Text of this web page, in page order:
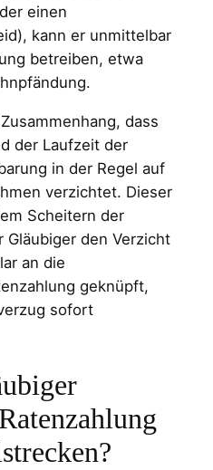
einen
kann er unmittelbar
betreiben, etwa
dass
der Laufzeit der
in der Regel auf
verzichtet. Dieser
Scheitern der
Gläubiger den Verzicht
an die
geknüpft,
sofort